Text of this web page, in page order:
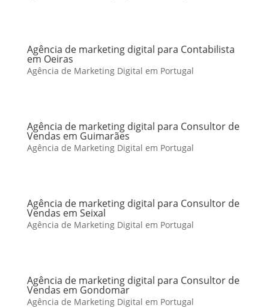
Agência de marketing digital para Contabilista
em Oeiras
Agência de Marketing Digital em Portugal
Agência de marketing digital para Consultor de
Vendas em Guimarães
Agência de Marketing Digital em Portugal
Agência de marketing digital para Consultor de
Vendas em Seixal
Agência de Marketing Digital em Portugal
Agência de marketing digital para Consultor de
Vendas em Gondomar
Agência de Marketing Digital em Portugal